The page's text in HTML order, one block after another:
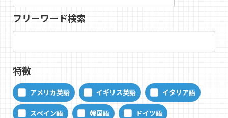
フリーワード検索
特徴
アメリカ英語 イギリス英語 イタリア語
スペイン語 韓国語 ドイツ語